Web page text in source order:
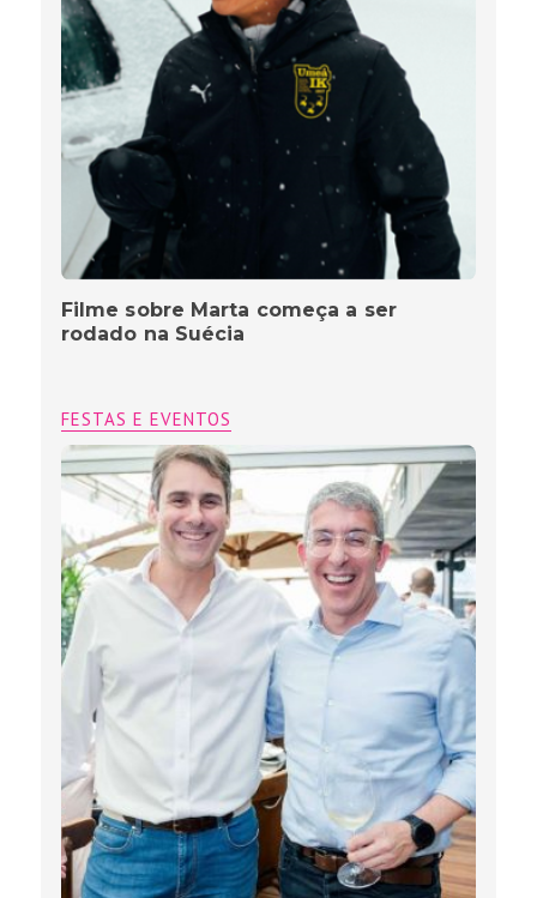
Filme sobre Marta começa a ser
rodado na Suécia
FESTAS E EVENTOS